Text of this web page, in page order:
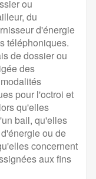
ou
du
d'énergie
téléphoniques.
de dossier ou
des
pour l'octroi et
qu'elles
bail, qu'elles
ou de
concernent
aux fins